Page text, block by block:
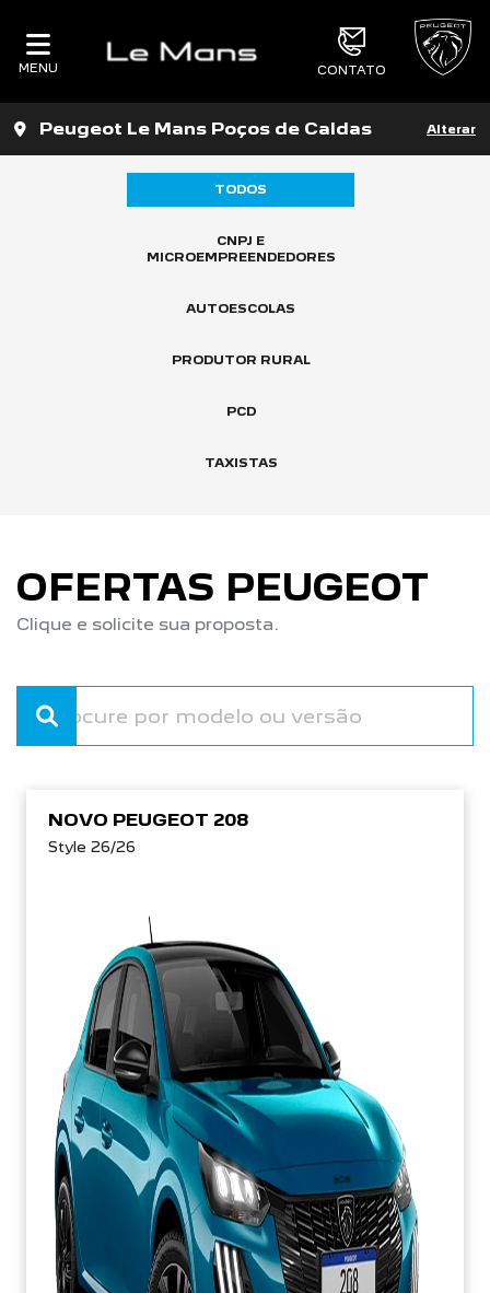
MENU CONTATO
Peugeot Le Mans Poços de Caldas Alterar
TODOS
CNPJ E
MICROEMPREENDEDORES
AUTOESCOLAS
PRODUTOR RURAL
PCD
TAXISTAS
OFERTAS PEUGEOT
Clique e solicite sua proposta.
NOVO PEUGEOT 208
Style 26/26